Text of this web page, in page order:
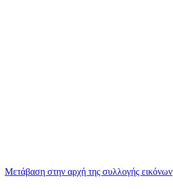
Μετάβαση στην αρχή της συλλογής εικόνων